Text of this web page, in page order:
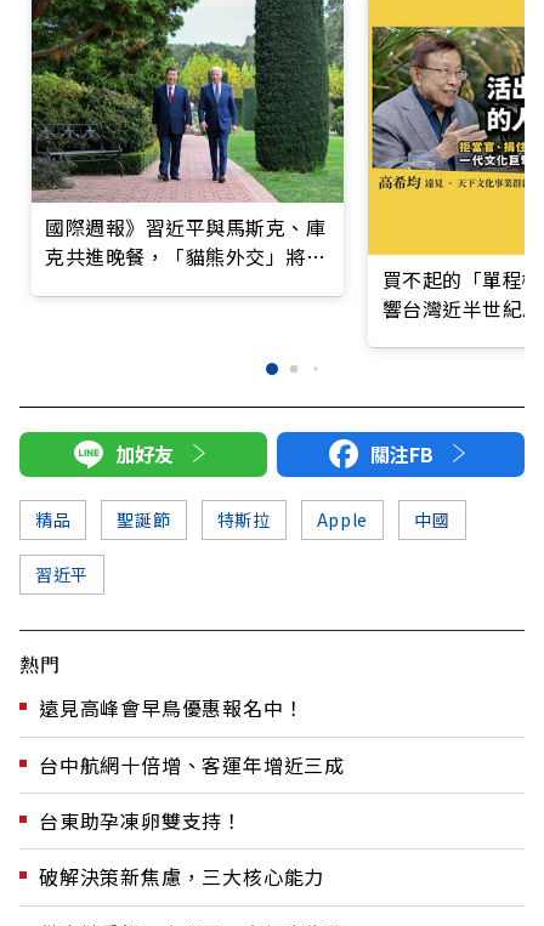
國際週報》習近平與馬斯克、庫
克共進晚餐，「貓熊外交」將重
買不起的「單程
響台灣近半世紀
加好友 關注FB
精品 聖誕節 特斯拉 Apple 中國
習近平
熱門
遠見高峰會早鳥優惠報名中！
台中航網十倍增、客運年增近三成
台東助孕凍卵雙支持！
破解決策新焦慮，三大核心能力